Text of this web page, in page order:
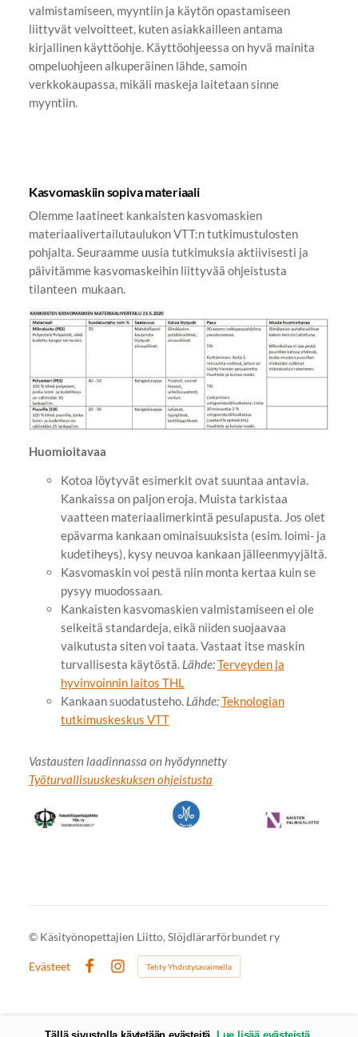
valmistamiseen, myyntiin ja käytön opastamiseen
liittyvät velvoitteet, kuten asiakkailleen antama
kirjallinen käyttöohje. Käyttöohjeessa on hyvä mainita
ompeluohjeen alkuperäinen lähde, samoin
verkkokaupassa, mikäli maskeja laitetaan sinne
myyntiin.
Kasvomaskiin sopiva materiaali
Olemme laatineet kankaisten kasvomaskien
materiaalivertailutaulukon VTT:n tutkimustulosten
pohjalta. Seuraamme uusia tutkimuksia aktiivisesti ja
päivitämme kasvomaskeihin liittyvää ohjeistusta
tilanteen mukaan.
Huomioitavaa
Kotoa löytyvät esimerkit ovat suuntaa antavia.
Kankaissa on paljon eroja. Muista tarkistaa
vaatteen materiaalimerkintä pesulapusta. Jos olet
epävarma kankaan ominaisuuksista (esim. loimi- ja
kudetiheys), kysy neuvoa kankaan jälleenmyyjältä.
Kasvomaskin voi pestä niin monta kertaa kuin se
pysyy muodossaan.
Kankaisten kasvomaskien valmistamiseen ei ole
selkeitä standardeja, eikä niiden suojaavaa
vaikutusta siten voi taata. Vastaat itse maskin
turvallisesta käytöstä. Lähde:Terveyden ja
hyvinvoinnin laitos THL
Kankaan suodatusteho. Lähde:Teknologian
tutkimuskeskus VTT
Vastausten laadinnassa on hyödynnetty
Työturvallisuuskeskuksen ohjeistusta
© Käsityönopettajien Liitto, Slöjdlärarförbundet ry
Evästeet
Instagram
Tehty Yhdistysavaimella